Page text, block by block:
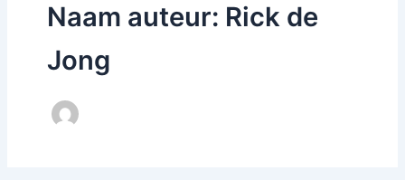
Naam auteur: Rick de
Jong